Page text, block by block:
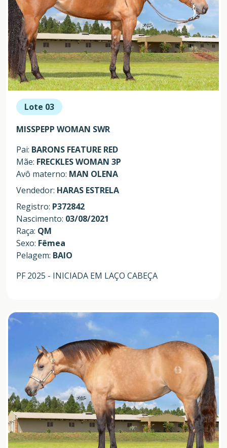
Lote 03
MISSPEPP WOMAN SWR
Pai: BARONS FEATURE RED
Mãe: FRECKLES WOMAN 3P
Avô materno: MAN OLENA
Vendedor: HARAS ESTRELA
Registro: P372842
Nascimento: 03/08/2021
Raça: QM
Sexo: Fêmea
Pelagem: BAIO
PF 2025 - INICIADA EM LAÇO CABEÇA